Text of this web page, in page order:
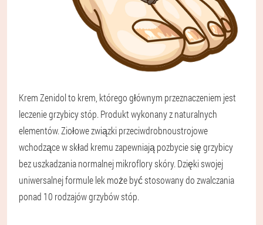
Krem Zenidol to krem, którego głównym przeznaczeniem jest
leczenie grzybicy stóp. Produkt wykonany z naturalnych
elementów. Ziołowe związki przeciwdrobnoustrojowe
wchodzące w skład kremu zapewniają pozbycie się grzybicy
bez uszkadzania normalnej mikroflory skóry. Dzięki swojej
uniwersalnej formule lek może być stosowany do zwalczania
ponad 10 rodzajów grzybów stóp.